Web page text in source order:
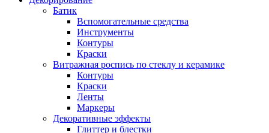
Батик
Вспомогательные средства
Инструменты
Контуры
Краски
Витражная роспись по стеклу и керамике
Контуры
Краски
Ленты
Маркеры
Декоративные эффекты
Глиттер и блестки